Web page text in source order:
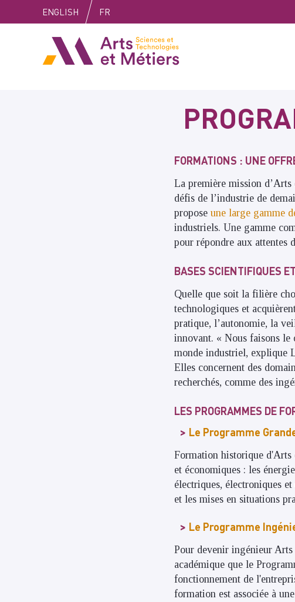
to
to
to
ENGLISH FR
Arts et métiers
FORMATIONS : UNE
La première mission d’Arts
défis de l’industrie de
propose une large gamme
industriels. Une gamme
pour répondre aux attentes
BASES SCIENTIFIQUES
Quelle que soit la filière
technologiques et
pratique, l’autonomie, la
innovant. « Nous faisons le
monde industriel, explique
Elles concernent des
recherchés, comme des
LES PROGRAMMES DE
Le Programme
Formation historique d'Arts
et économiques : les
électriques, électroniques
et les mises en situations
Le Programme
Pour devenir ingénieur
académique que le
fonctionnement de
formation est associée à